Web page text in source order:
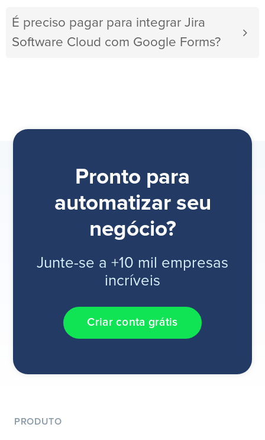
É preciso pagar para integrar Jira
Software Cloud com Google Forms?
Pronto para
automatizar seu
negócio?
Junte-se a +10 mil empresas
incríveis
Criar conta grátis
PRODUTO